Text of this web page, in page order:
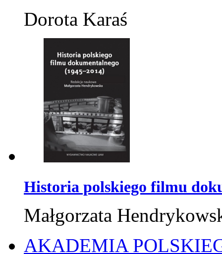
Dorota Karaś
Historia polskiego filmu
Małgorzata
AKADEMIA